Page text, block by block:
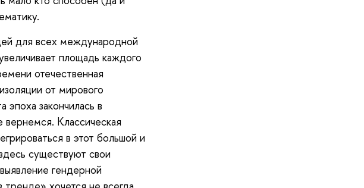
для всех международной
площадь каждого
отечественная
от мирового
эпоха закончилась в
Классическая
в этот большой и
существуют свои
гендерной